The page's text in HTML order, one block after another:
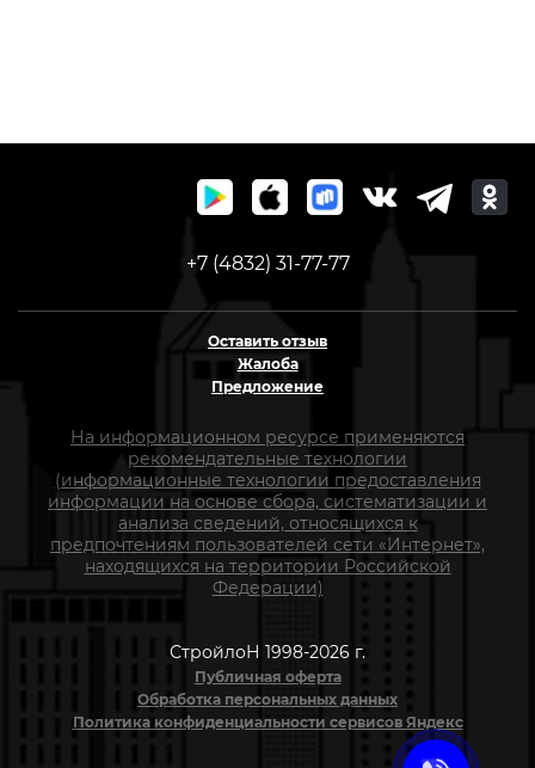
+7 (4832) 31-77-77
Оставить отзыв
Жалоба
Предложение
На информационном ресурсе применяются
рекомендательные технологии
(информационные технологии предоставления
информации на основе сбора, систематизации и
анализа сведений, относящихся к
предпочтениям пользователей сети «Интернет»,
находящихся на территории Российской
Федерации)
СтройлоН 1998-2026 г.
Публичная оферта
Обработка персональных данных
Политика конфиденциальности сервисов Яндекс